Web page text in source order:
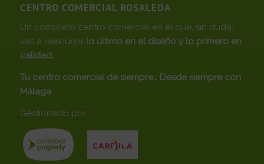
CENTRO COMERCIAL ROSALEDA
Un completo centro comercial en el que, sin duda,
vas a descubrir lo último en el diseño y lo primero en
calidad.
Tu centro comercial de siempre… Desde siempre con
Málaga
Gestionado por